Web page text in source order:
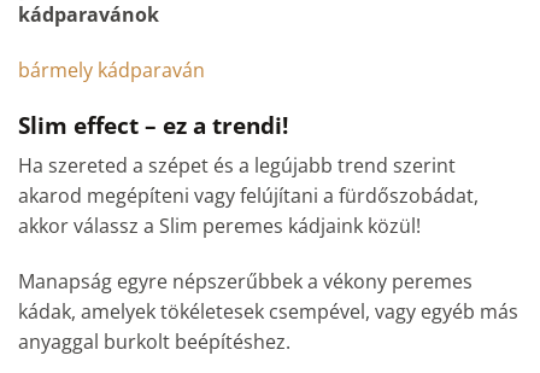
kádparavánok
bármely kádparaván
Slim effect – ez a trendi!
Ha szereted a szépet és a legújabb trend szerint
akarod megépíteni vagy felújítani a fürdőszobádat,
akkor válassz a Slim peremes kádjaink közül!
Manapság egyre népszerűbbek a vékony peremes
kádak, amelyek tökéletesek csempével, vagy egyéb más
anyaggal burkolt beépítéshez.